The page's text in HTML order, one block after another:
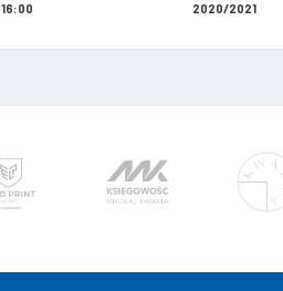
16:00 2020/2021